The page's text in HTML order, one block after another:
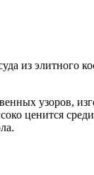
из элитного
узоров,
ценится